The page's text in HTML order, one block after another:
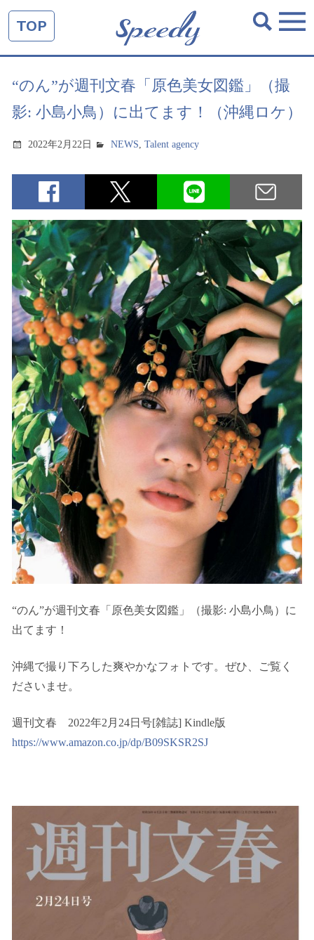
TOP
“のん”が週刊文春「原色美女図鑑」（撮
影: 小島小鳥）に出てます！（沖縄ロケ）
2022年2月22日 NEWS,Talent agency
“のん”が週刊文春「原色美女図鑑」（撮影: 小島小鳥）に
出てます！
沖縄で撮り下ろした爽やかなフォトです。ぜひ、ご覧く
ださいませ。
週刊文春 2022年2月24日号[雑誌] Kindle版
https://www.amazon.co.jp/dp/B09SKSR2SJ